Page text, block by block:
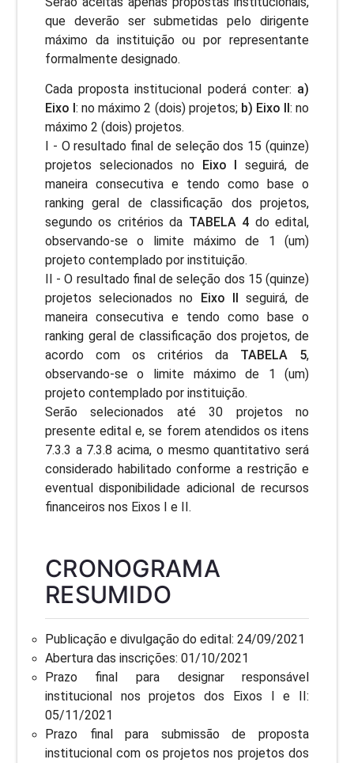
que deverão ser submetidas pelo dirigente
máximo da instituição ou por representante
formalmente designado.
Cada proposta institucional poderá conter: a)
Eixo I: no máximo 2 (dois) projetos; b) Eixo II : no
máximo 2 (dois) projetos.
I - O resultado final de seleção dos 15 (quinze)
projetos selecionados no
Eixo I
seguirá, de
maneira consecutiva e tendo como base o
ranking geral de classificação dos projetos,
segundo os critérios da TABELA 4 do edital,
observando-se o limite máximo de 1 (um)
projeto contemplado por instituição.
II - O resultado final de seleção dos 15 (quinze)
projetos selecionados no
Eixo II
seguirá, de
maneira consecutiva e tendo como base o
ranking geral de classificação dos projetos, de
acordo com os critérios da TABELA 5,
observando-se o limite máximo de 1 (um)
projeto contemplado por instituição.
Serão selecionados até 30 projetos no
presente edital e, se forem atendidos os itens
7.3.3 a 7.3.8 acima, o mesmo quantitativo será
considerado habilitado conforme a restrição e
eventual disponibilidade adicional de recursos
financeiros nos Eixos I e II.
CRONOGRAMA
RESUMIDO
Publicação e divulgação do edital: 24/09/2021
Abertura das inscrições: 01/10/2021
Prazo final para designar responsável
institucional nos projetos dos Eixos I e II:
05/11/2021
Prazo final para submissão de proposta
institucional com os projetos nos projetos dos